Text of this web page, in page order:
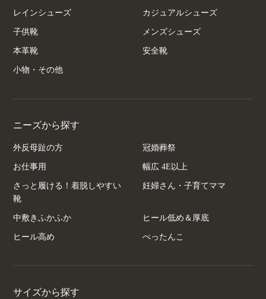
レインシューズ カジュアルシューズ
子供靴 メンズシューズ
本革靴 安全靴
小物・その他
ニーズから探す
外反母趾の方 冠婚葬祭
お仕事用 幅広 4E以上
さっと履ける！着脱しやすい
靴
妊婦さん・子育てママ
中敷きふかふか ヒール低め＆厚底
ヒール高め ぺったんこ
サイズから探す